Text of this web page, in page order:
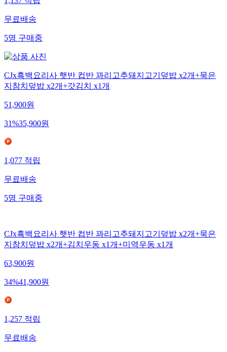
1,137적립
무료배송
5명구매중
CJx흑백요리사 햇반 컵반 꽈리고추돼지고기덮밥 x2개+묵은
지참치덮밥 x2개+갓김치 x1개
51,900원
31%35,900원
1,077적립
무료배송
5명구매중
CJx흑백요리사 햇반 컵반 꽈리고추돼지고기덮밥 x2개+묵은
지참치덮밥 x2개+김치우동 x1개+미역우동 x1개
63,900원
34%41,900원
1,257적립
무료배송